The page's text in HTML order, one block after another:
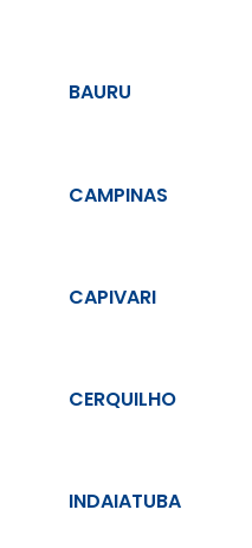
BAURU
CAMPINAS
CAPIVARI
CERQUILHO
INDAIATUBA